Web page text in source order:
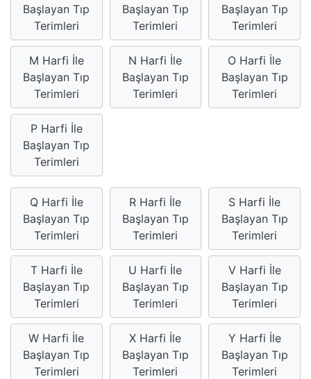
Başlayan Tıp
Terimleri
Başlayan Tıp
Terimleri
Başlayan Tıp
Terimleri
M Harfi İle
Başlayan Tıp
Terimleri
N Harfi İle
Başlayan Tıp
Terimleri
O Harfi İle
Başlayan Tıp
Terimleri
P Harfi İle
Başlayan Tıp
Terimleri
Q Harfi İle
Başlayan Tıp
Terimleri
R Harfi İle
Başlayan Tıp
Terimleri
S Harfi İle
Başlayan Tıp
Terimleri
T Harfi İle
Başlayan Tıp
Terimleri
U Harfi İle
Başlayan Tıp
Terimleri
V Harfi İle
Başlayan Tıp
Terimleri
W Harfi İle
Başlayan Tıp
Terimleri
X Harfi İle
Başlayan Tıp
Terimleri
Y Harfi İle
Başlayan Tıp
Terimleri